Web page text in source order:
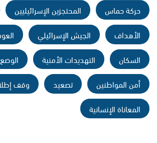
حركة حماس
المحتجزين الإسرائيليين
الأهداف
الجيش الإسرائيلي
السكان
التهديدات الأمنية
أمن المواطنين
تصعيد
وقف
المعاناة الإنسانية